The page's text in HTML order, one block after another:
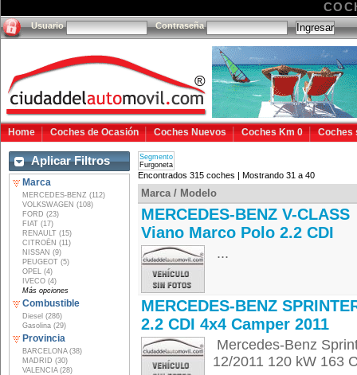
Usuario Contraseña
Home Coches de Ocasión Coches Nuevos Coches Km 0 Coches
Aplicar Filtros
Marca
MERCEDES-BENZ (112)
VOLKSWAGEN (108)
FORD (23)
FIAT (17)
RENAULT (15)
CITROËN (11)
NISSAN (9)
PEUGEOT (5)
OPEL (4)
IVECO (4)
Más opciones
Combustible
Diesel (286)
Gasolina (29)
Provincia
BARCELONA (38)
MADRID (30)
VALENCIA (28)
Segmento
Furgoneta
Encontrados 315 coches | Mostrando 31 a 40
Marca / Modelo
MERCEDES-BENZ V-CLASS
Viano Marco Polo 2.2 CDI
...
MERCEDES-BENZ
2.2 CDI 4x4 Camper 2011
Mercedes-Benz
12/2011 120 kW 163